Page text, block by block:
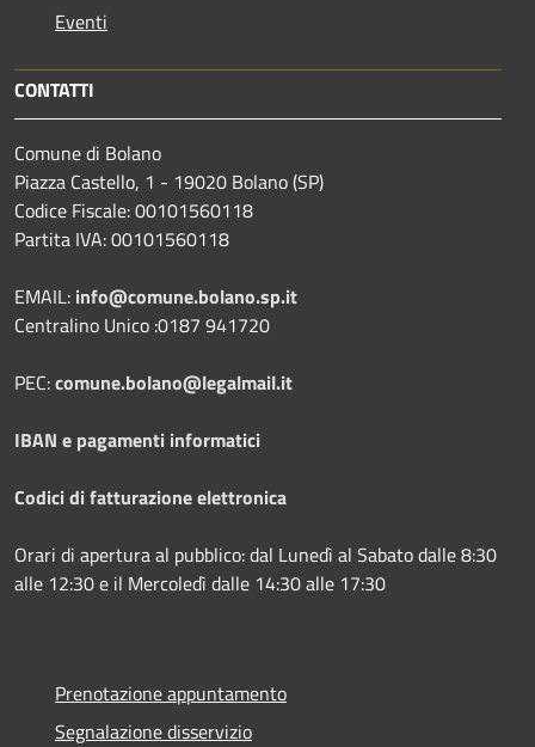
Eventi
CONTATTI
Comune di Bolano
Piazza Castello, 1 - 19020 Bolano (SP)
Codice Fiscale: 00101560118
Partita IVA: 00101560118
EMAIL: info@comune.bolano.sp.it
Centralino Unico :0187 941720
PEC:comune.bolano@legalmail.it
IBAN e pagamenti informatici
Codici di fatturazione elettronica
Orari di apertura al pubblico: dal Lunedì al Sabato dalle 8:30
alle 12:30 e il Mercoledì dalle 14:30 alle 17:30
Prenotazione appuntamento
Segnalazione disservizio